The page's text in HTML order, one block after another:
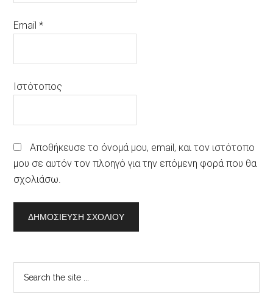
Email*
Ιστότοπος
Αποθήκευσε το όνομά μου, email, και τον ιστότοπο
μου σε αυτόν τον πλοηγό για την επόμενη φορά που θα
σχολιάσω.
Αρχική
Πλευρική